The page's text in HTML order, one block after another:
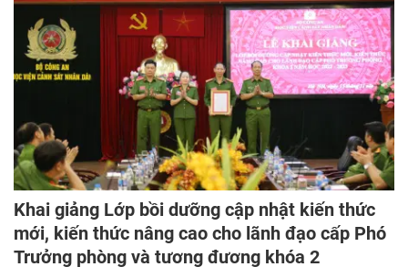
Khai giảng Lớp bồi dưỡng cập nhật kiến thức
mới, kiến thức nâng cao cho lãnh đạo cấp Phó
Trưởng phòng và tương đương khóa 2